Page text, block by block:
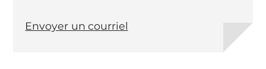
Envoyer un courriel